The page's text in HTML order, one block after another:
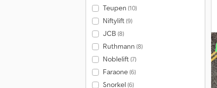
Teupen (10)
Niftylift(9)
JCB (8)
Ruthmann (8)
Noblelift(7)
Faraone(6)
Snorkel (6)